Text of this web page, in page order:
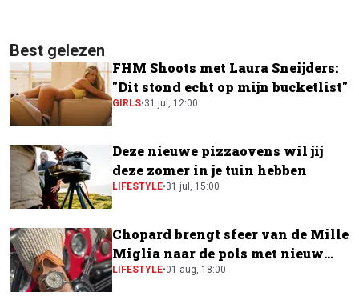
Best gelezen
FHM Shoots met Laura Sneijders:
"Dit stond echt op mijn bucketlist"
GIRLS•31 jul, 12:00
Deze nieuwe pizzaovens wil jij
deze zomer in je tuin hebben
LIFESTYLE•31 jul, 15:00
Chopard brengt sfeer van de Mille
Miglia naar de pols met nieuw
horloge
LIFESTYLE•01 aug, 18:00